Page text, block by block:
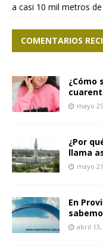
a casi 10 mil metros
COMENTARIOS
¿Cómo
mayo
¿Por
llama
mayo
En
abril 13,